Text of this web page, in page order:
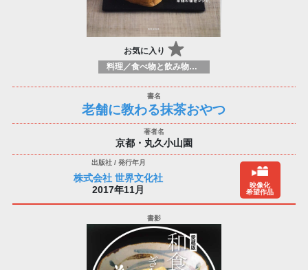
お気に入り
料理／食べ物と飲み物／食に関する記述
老舗に教わる抹茶おやつ
京都・丸久小山園
株式会社 世界文化社
2017年11月
映像化
希望作品